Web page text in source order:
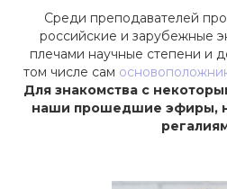
Среди преподавателей
российские и зарубежные
плечами научные степени и
том числе сам
Для знакомства с
наши прошедшие эфиры,